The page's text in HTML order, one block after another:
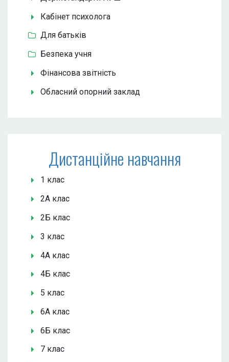
Кабінет психолога
Для батьків
Безпека учня
Фінансова звітність
Обласний опорний заклад
Дистанційне навчання
1 клас
2А клас
2Б клас
3 клас
4А клас
4Б клас
5 клас
6А клас
6Б клас
7 клас